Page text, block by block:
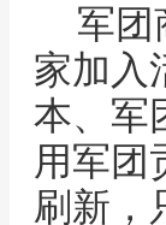
军团
家加入
本、军
用军团
刷新，